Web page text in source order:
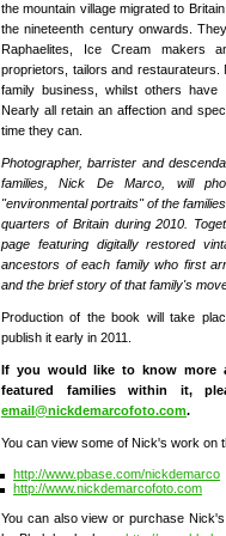
the mountain village migrated to
the nineteenth century onwards.
Raphaelites, Ice Cream makers
proprietors, tailors and restaurateurs.
family business, whilst others have
Nearly all retain an affection and
time they can.
Photographer, barrister and
families, Nick De Marco, will
"environmental portraits" of the
quarters of Britain during 2010.
page featuring digitally restored
ancestors of each family who first
and the brief story of that family's
Production of the book will take
publish it early in 2011.
If you would like to know more
featured families within it,
email@nickdemarcofoto.com.
You can view some of Nick's work on
http://www.pbase.com/nickdemarco
http://www.nickdemarcofoto.com
You can also view or purchase